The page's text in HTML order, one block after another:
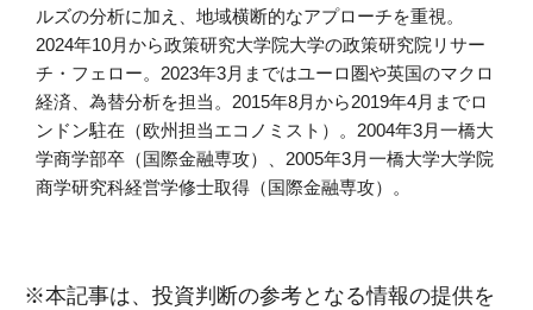
ルズの分析に加え、地域横断的なアプローチを重視。
2024年10月から政策研究大学院大学の政策研究院リサー
チ・フェロー。2023年3月まではユーロ圏や英国のマクロ
経済、為替分析を担当。2015年8月から2019年4月までロ
ンドン駐在（欧州担当エコノミスト）。2004年3月一橋大
学商学部卒（国際金融専攻）、2005年3月一橋大学大学院
商学研究科経営学修士取得（国際金融専攻）。
※本記事は、投資判断の参考となる情報の提供を